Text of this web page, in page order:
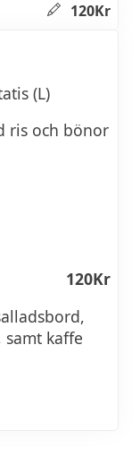
120Kr
(L)
ris och bönor
120Kr
kaffe